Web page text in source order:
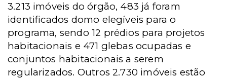
3.213 imóveis do órgão, 483 já foram
identificados domo elegíveis para o
programa, sendo 12 prédios para projetos
habitacionais e 471 glebas ocupadas e
conjuntos habitacionais a serem
regularizados. Outros 2.730 imóveis estão